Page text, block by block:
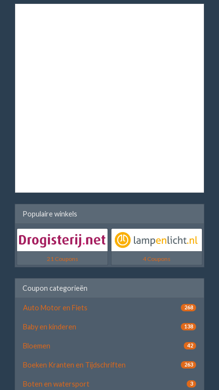
Populaire winkels
21 Coupons 4 Coupons
Coupon categorieën
Auto Motor en Fiets 268
Baby en kinderen 138
Bloemen 42
Boeken Kranten en Tijdschriften 263
Boten en watersport 3